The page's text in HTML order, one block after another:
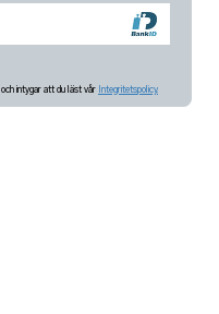
och intygar att du läst vår Integritetspolicy.